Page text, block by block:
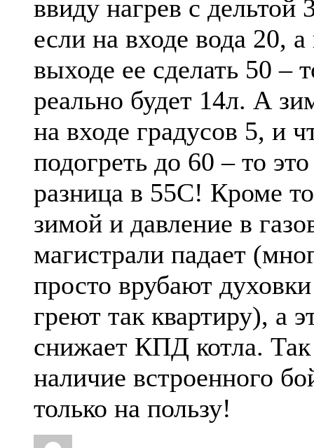
ввиду нагрев с дельтой
если на входе вода 20, а
выходе ее сделать 50 –
реально будет 14л. А
на входе градусов 5, и
подогреть до 60 – то
разница в 55С! Кроме
зимой и давление в
магистрали падает
просто врубают
греют так квартиру), а
снижает КПД котла. Так
наличие встроенного
только на пользу!